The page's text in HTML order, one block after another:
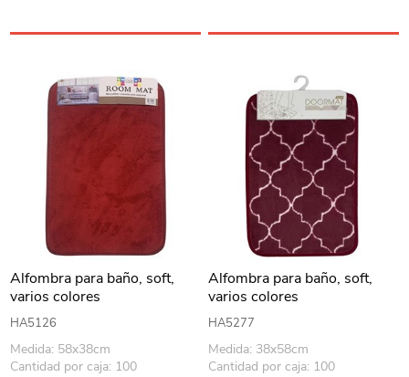
Alfombra para baño, soft,
varios colores
HA5126
Medida: 58x38cm
Cantidad por caja: 100
Alfombra para baño, soft,
varios colores
HA5277
Medida: 38x58cm
Cantidad por caja: 100